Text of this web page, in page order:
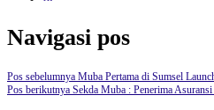
Navigasi pos
Pos sebelumnya Muba Pertama di Sumsel
Pos berikutnya Sekda Muba : Penerima